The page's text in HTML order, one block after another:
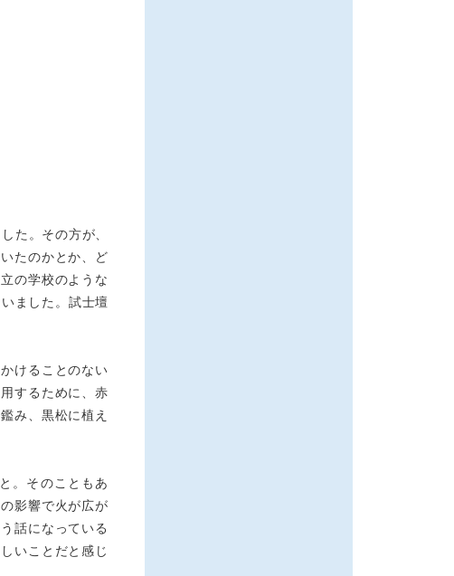
た。その方が、
たのかとか、ど
の学校のような
ました。試士壇
けることのない
するために、赤
み、黒松に植え
。そのこともあ
影響で火が広が
話になっている
いことだと感じ